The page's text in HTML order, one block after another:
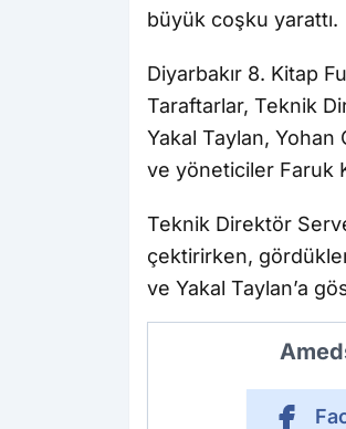
büyük coşku yarattı.
Diyarbakır 8. Kitap
Taraftarlar, Teknik
Yakal Taylan,
ve yöneticiler Faruk
Teknik Direktör
çektirirken,
ve Yakal Taylan’a